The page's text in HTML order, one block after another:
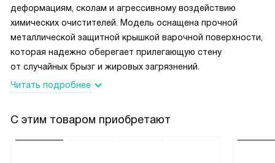
деформациям, сколам и агрессивному воздействию
химических очистителей. Модель оснащена прочной
металлической защитной крышкой варочной поверхности,
которая надежно оберегает прилегающую стену
от случайных брызг и жировых загрязнений.
Читать подробнее
С этим товаром приобретают